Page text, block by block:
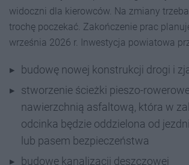
widoczni dla kierowców. Na zmiany
trochę poczekać. Zakończenie prac
września 2026 r. Inwestycja powiatowa
budowę nowej konstrukcji drogi i
stworzenie ścieżki pieszo-
nawierzchnią asfaltową, która w
odcinka będzie oddzielona od
lub pasem bezpieczeństwa
budowę kanalizacji deszczowej